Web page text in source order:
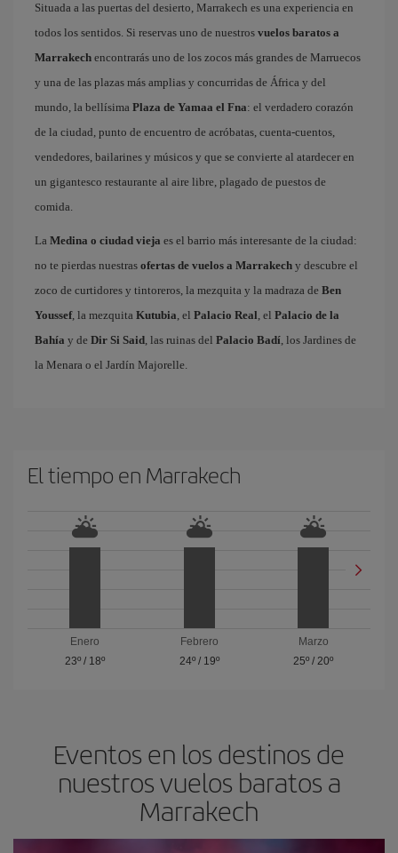
Situada a las puertas del desierto, Marrakech es una experiencia en
todos los sentidos. Si reservas uno de nuestros vuelos baratos a
Marrakech encontrarás uno de los zocos más grandes de Marruecos
y una de las plazas más amplias y concurridas de África y del
mundo, la bellísima Plaza de Yamaa el Fna: el verdadero corazón
de la ciudad, punto de encuentro de acróbatas, cuenta-cuentos,
vendedores, bailarines y músicos y que se convierte al atardecer en
un gigantesco restaurante al aire libre, plagado de puestos de
comida.
La Medina o ciudad vieja es el barrio más interesante de la ciudad:
no te pierdas nuestras ofertas de vuelos a Marrakech y descubre el
zoco de curtidores y tintoreros, la mezquita y la madraza de Ben
Youssef, la mezquita Kutubia, el Palacio Real, el Palacio de la
Bahía y de Dir Si Said, las ruinas del Palacio Badí, los Jardines de
la Menara o el Jardín Majorelle.
El tiempo en Marrakech
Enero
23º/ 18º
Febrero
24º/ 19º
Marzo
25º /20º
Eventos en los destinos de
nuestros vuelos baratos a
Marrakech